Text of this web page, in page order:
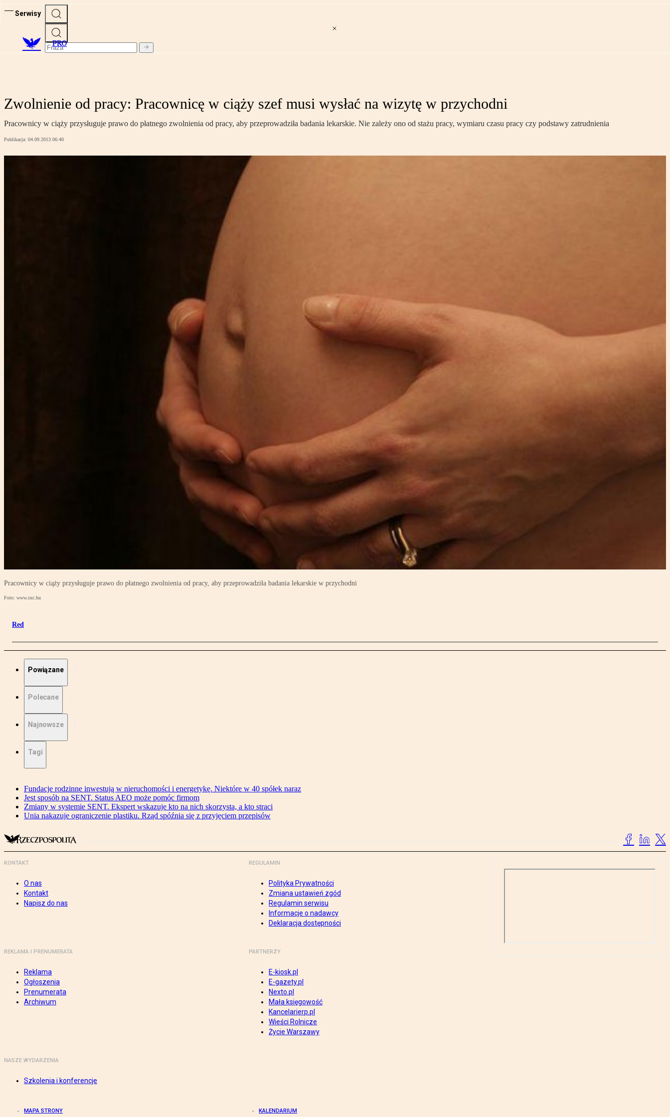
Serwisy
PRO
Zwolnienie od pracy: Pracownicę w ciąży szef musi wysłać na wizytę w przychodni
Pracownicy w ciąży przysługuje prawo do płatnego zwolnienia od pracy, aby przeprowadziła badania lekarskie. Nie zależy ono od stażu pracy, wymiaru czasu pracy czy podstawy zatrudnienia
Publikacja: 04.09.2013 06:40
Pracownicy w ciąży przysługuje prawo do płatnego zwolnienia od pracy, aby przeprowadziła badania lekarskie w przychodni
Foto: www.sxc.hu
Red
Powiązane
Polecane
Najnowsze
Tagi
Fundacje rodzinne inwestują w nieruchomości i energetykę. Niektóre w 40 spółek naraz
Jest sposób na SENT. Status AEO może pomóc firmom
Zmiany w systemie SENT. Ekspert wskazuje kto na nich skorzysta, a kto straci
Unia nakazuje ograniczenie plastiku. Rząd spóźnia się z przyjęciem przepisów
KONTAKT
O nas
Kontakt
Napisz do nas
REGULAMIN
Polityka Prywatności
Zmiana ustawień zgód
Regulamin serwisu
Informacje o nadawcy
Deklaracja dostępności
REKLAMA I PRENUMERATA
Reklama
Ogłoszenia
Prenumerata
Archiwum
PARTNERZY
E-kiosk.pl
E-gazety.pl
Nexto.pl
Mała księgowość
Kancelarierp.pl
Wieści Rolnicze
Życie Warszawy
NASZE WYDARZENIA
Szkolenia i konferencje
MAPA STRONY KALENDARIUM